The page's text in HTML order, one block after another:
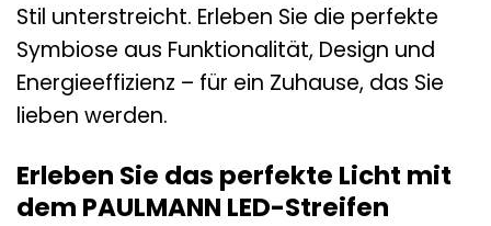
Stil unterstreicht. Erleben Sie die perfekte
Symbiose aus Funktionalität, Design und
Energieeffizienz – für ein Zuhause, das Sie
lieben werden.
Erleben Sie das perfekte Licht mit
dem PAULMANN LED-Streifen